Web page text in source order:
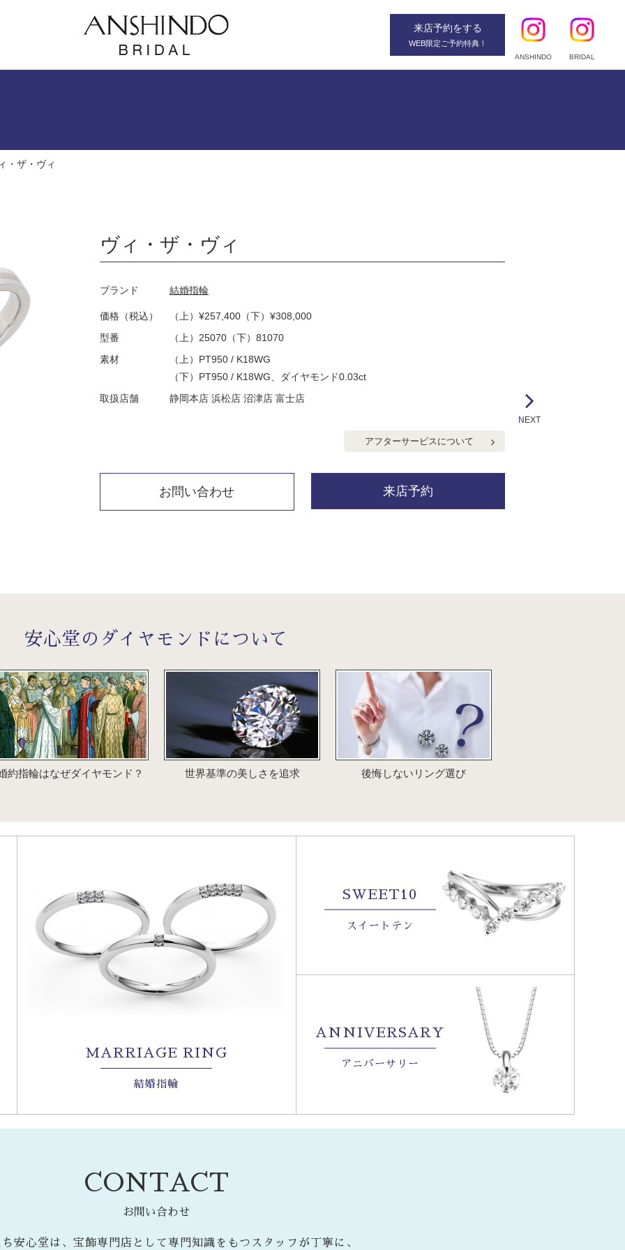
ANSHINDO BRIDAL
来店予約をする
WEB限定ご予約特典！
・ザ・ヴィ
ヴィ・ザ・ヴィ
ブランド 結婚指輪
価格（税込）
（上）¥257,400（下）¥308,000
型番
（上）25070（下）81070
素材
（上）PT950 / K18WG
（下）PT950 / K18WG、ダイヤモンド0.03ct
取扱店舗
静岡本店 浜松店 沼津店 富士店
アフターサービスについて
お問い合わせ 来店予約
NEXT
安心堂のダイヤモンドについて
約指輪はなぜダイヤモンド？ 世界基準の美しさを追求 後悔しないリング選び
MARRIAGE RING
結婚指輪
SWEET10
スイートテン
ANNIVERSARY
アニバーサリー
CONTACT
お問い合わせ
安心堂は、宝飾専門店として専門知識をもつスタッフが丁寧に、